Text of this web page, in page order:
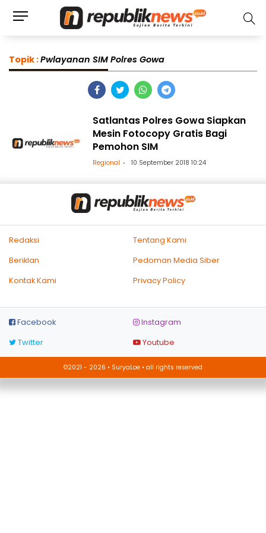
Topik :Pwlayanan SIM Polres Gowa
Satlantas Polres Gowa Siapkan
Mesin Fotocopy Gratis Bagi
Pemohon SIM
Regional 10 September 2018 10:24
Redaksi
Tentang Kami
Beriklan
Pedoman Media Siber
Kontak Kami
Privacy Policy
Facebook
Instagram
Twitter
Youtube
©2021 - 2026 • SuryaLoe • all rights reserved